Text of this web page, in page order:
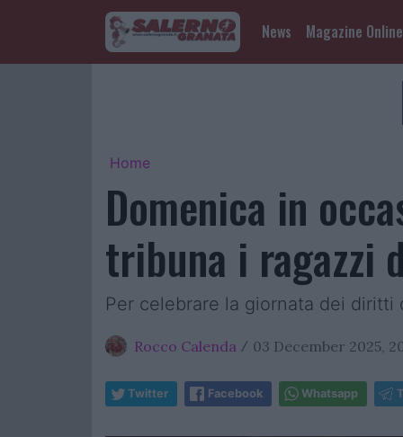
News Magazine Online
Home
Domenica in
tribuna i ragazzi
Per celebrare la giornata dei
Rocco Calenda / 03 December 2025,
Twitter Facebook Whatsapp